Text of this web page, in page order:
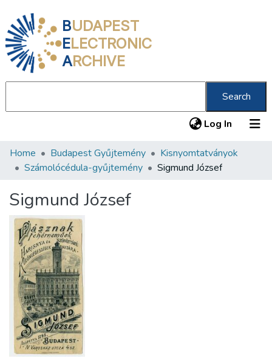
BUDAPEST
ELECTRONIC
ARCHIVE
Search
Log In (current)
Communities & Collections
Statistics
About us
Home Budapest Gyűjtemény
Kisnyomtatványok
Számolócédula-gyűjtemény
Sigmund József
Sigmund József